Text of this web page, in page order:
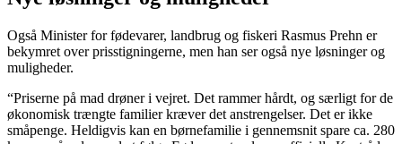
Også Minister for fødevarer, landbrug og fiskeri Rasmus Prehn er
bekymret over prisstigningerne, men han ser også nye løsninger og
muligheder.
“Priserne på mad drøner i vejret. Det rammer hårdt, og særligt for de
økonomisk trængte familier kræver det anstrengelser. Det er ikke
småpenge. Heldigvis kan en børnefamilie i gennemsnit spare ca. 280